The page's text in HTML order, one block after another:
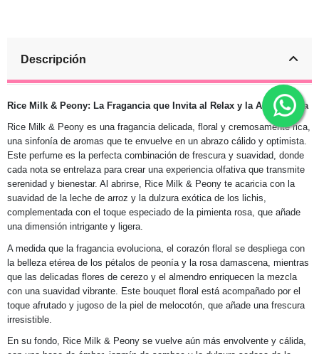
Descripción
Rice Milk & Peony: La Fragancia que Invita al Relax y la Abundancia
Rice Milk & Peony es una fragancia delicada, floral y cremosamente rica,
una sinfonía de aromas que te envuelve en un abrazo cálido y optimista.
Este perfume es la perfecta combinación de frescura y suavidad, donde
cada nota se entrelaza para crear una experiencia olfativa que transmite
serenidad y bienestar. Al abrirse, Rice Milk & Peony te acaricia con la
suavidad de la leche de arroz y la dulzura exótica de los lichis,
complementada con el toque especiado de la pimienta rosa, que añade
una dimensión intrigante y ligera.
A medida que la fragancia evoluciona, el corazón floral se despliega con
la belleza etérea de los pétalos de peonía y la rosa damascena, mientras
que las delicadas flores de cerezo y el almendro enriquecen la mezcla
con una suavidad vibrante. Este bouquet floral está acompañado por el
toque afrutado y jugoso de la piel de melocotón, que añade una frescura
irresistible.
En su fondo, Rice Milk & Peony se vuelve aún más envolvente y cálida,